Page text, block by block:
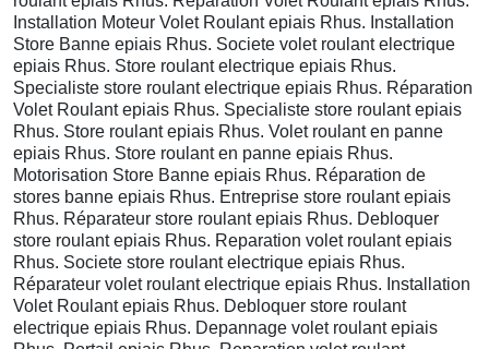
Installation Moteur Volet Roulant epiais Rhus. Installation
Store Banne epiais Rhus. Societe volet roulant electrique
epiais Rhus. Store roulant electrique epiais Rhus.
Specialiste store roulant electrique epiais Rhus. Réparation
Volet Roulant epiais Rhus. Specialiste store roulant epiais
Rhus. Store roulant epiais Rhus. Volet roulant en panne
epiais Rhus. Store roulant en panne epiais Rhus.
Motorisation Store Banne epiais Rhus. Réparation de
stores banne epiais Rhus. Entreprise store roulant epiais
Rhus. Réparateur store roulant epiais Rhus. Debloquer
store roulant epiais Rhus. Reparation volet roulant epiais
Rhus. Societe store roulant electrique epiais Rhus.
Réparateur volet roulant electrique epiais Rhus. Installation
Volet Roulant epiais Rhus. Debloquer store roulant
electrique epiais Rhus. Depannage volet roulant epiais